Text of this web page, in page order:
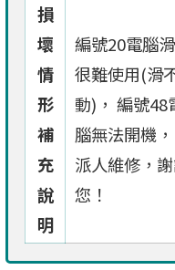
損
壞
情
形
補
充
說
明
編號20電腦
很難使用(滑
動)， 編號48
腦無法開機
派人維修，
您！